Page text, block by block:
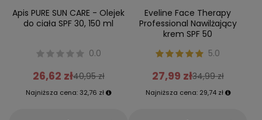
Apis PURE SUN CARE - Olejek
do ciała SPF 30, 150 ml
0.0
26,62 zł40,95 zł
Najniższa cena: 32,76 zł
Eveline Face Therapy
Professional Nawilżający
krem SPF 50
5.0
27,99 zł34,99 zł
Najniższa cena: 29,74 zł